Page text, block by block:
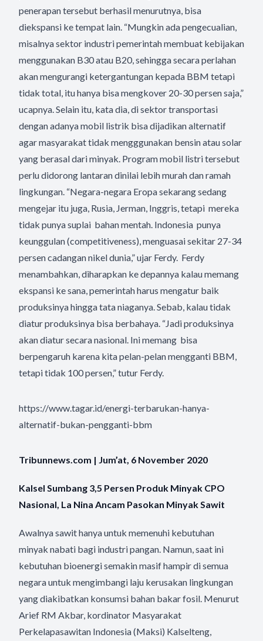
penerapan tersebut berhasil menurutnya, bisa
diekspansi ke tempat lain. “Mungkin ada pengecualian,
misalnya sektor industri pemerintah membuat kebijakan
menggunakan B30 atau B20, sehingga secara perlahan
akan mengurangi ketergantungan kepada BBM tetapi
tidak total, itu hanya bisa mengkover 20-30 persen saja,”
ucapnya. Selain itu, kata dia, di sektor transportasi
dengan adanya mobil listrik bisa dijadikan alternatif
agar masyarakat tidak mengggunakan bensin atau solar
yang berasal dari minyak. Program mobil listri tersebut
perlu didorong lantaran dinilai lebih murah dan ramah
lingkungan. “Negara-negara Eropa sekarang sedang
mengejar itu juga, Rusia, Jerman, Inggris, tetapi mereka
tidak punya suplai bahan mentah. Indonesia punya
keunggulan (competitiveness), menguasai sekitar 27-34
persen cadangan nikel dunia,” ujar Ferdy. Ferdy
menambahkan, diharapkan ke depannya kalau memang
ekspansi ke sana, pemerintah harus mengatur baik
produksinya hingga tata niaganya. Sebab, kalau tidak
diatur produksinya bisa berbahaya. “Jadi produksinya
akan diatur secara nasional. Ini memang bisa
berpengaruh karena kita pelan-pelan mengganti BBM,
tetapi tidak 100 persen,” tutur Ferdy.
https://www.tagar.id/energi-terbarukan-hanya-
alternatif-bukan-pengganti-bbm
Tribunnews.com | Jum’at, 6 November 2020
Kalsel Sumbang 3,5 Persen Produk Minyak CPO
Nasional, La Nina Ancam Pasokan Minyak Sawit
Awalnya sawit hanya untuk memenuhi kebutuhan
minyak nabati bagi industri pangan. Namun, saat ini
kebutuhan bioenergi semakin masif hampir di semua
negara untuk mengimbangi laju kerusakan lingkungan
yang diakibatkan konsumsi bahan bakar fosil. Menurut
Arief RM Akbar, kordinator Masyarakat
Perkelapasawitan Indonesia (Maksi) Kalselteng,